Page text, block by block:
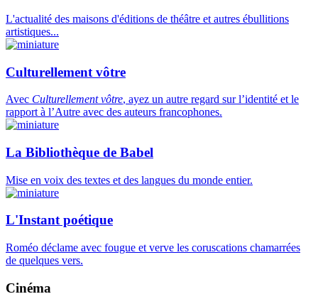
L'actualité des maisons d'éditions de théâtre et autres ébullitions
artistiques...
Culturellement vôtre
Avec Culturellement vôtre, ayez un autre regard sur l’identité et le
rapport à l’Autre avec des auteurs francophones.
La Bibliothèque de Babel
Mise en voix des textes et des langues du monde entier.
L'Instant poétique
Roméo déclame avec fougue et verve les coruscations chamarrées
de quelques vers.
Cinéma